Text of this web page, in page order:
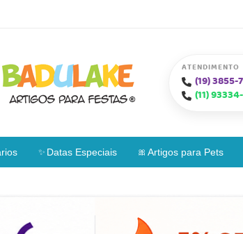
ATENDIMENTO
(19)3855-
(11)
Datas Especiais Artigos para Pets